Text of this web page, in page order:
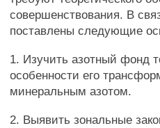
совершенствования. В
поставлены следующие
1. Изучить азотный фонд
особенности его
минеральным азотом.
2. Выявить зональные